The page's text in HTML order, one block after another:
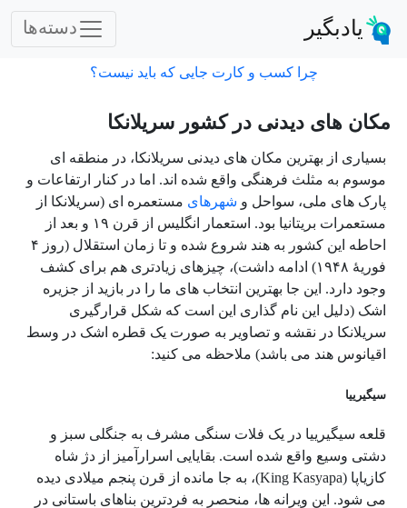
یادبگیر دسته‌ها
چرا کسب و کارت جایی که باید نیست؟
مکان های دیدنی در کشور سریلانکا
بسیاری از بهترین مکان های دیدنی سریلانکا، در منطقه ای
موسوم به مثلث فرهنگی واقع شده اند. اما در کنار ارتفاعات و
پارک های ملی، سواحل و شهرهای مستعمره ای (سریلانکا از
مستعمرات بریتانیا بود. استعمار انگلیس از قرن ۱۹ و بعد از
احاطه این کشور به هند شروع شده و تا زمان استقلال (روز ۴
فوریهٔ ۱۹۴۸) ادامه داشت)، چیزهای زیادتری هم برای کشف
وجود دارد. این جا بهترین انتخاب های ما را در بازید از جزیره
اشک (دلیل این نام گذاری این است که شکل قرارگیری
سریلانکا در نقشه و تصاویر به صورت یک قطره اشک در وسط
اقیانوس هند می باشد) ملاحظه می کنید:
سیگیرییا
قلعه سیگیرییا در یک فلات سنگی مشرف به جنگلی سبز و
دشتی وسیع واقع شده است. بقایایی اسرارآمیز از دژ شاه
کازیاپا (King Kasyapa)، به جا مانده از قرن پنجم میلادی دیده
می شود. این ویرانه ها، منحصر به فردترین بناهای باستانی در